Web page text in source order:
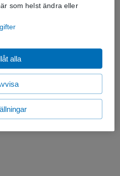
som helst ändra eller
alla